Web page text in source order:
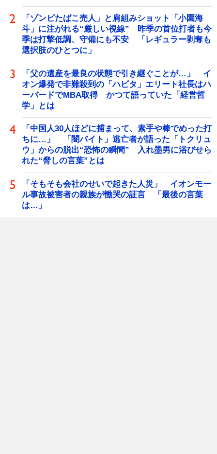
「ゾンビたばこ売人」と肩組みショット「小園海
斗」に注がれる“厳しい視線” 昨季の首位打者も今
季は打撃低調、守備にも不安 「レギュラー剥奪も
選択肢のひとつに」
「父の遺産を最良の状態で引き継ぐことが…」 イ
オン爆発で非難殺到の「ハビタ」エリート社長はハ
ーバードでMBA取得 かつて語っていた「経営哲
学」とは
「中国人30人ほどに捕まって、素手や棒でめった打
ちに…」 「闇バイト」逃亡者が語った「トクリュ
ウ」からの脱出“恐怖の瞬間” 入れ墨男に浴びせら
れた“脅しの言葉”とは
「そもそも会社のせいで起きた人災」 イオンモー
ル事故被害者の親族が慟哭の証言 「最後の言葉
は…」